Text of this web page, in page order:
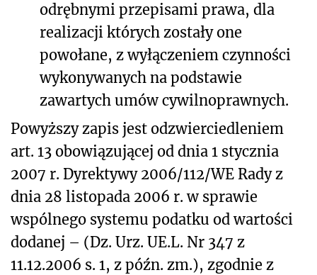
odrębnymi przepisami prawa, dla
realizacji których zostały one
powołane, z wyłączeniem czynności
wykonywanych na podstawie
zawartych umów cywilnoprawnych.
Powyższy zapis jest odzwierciedleniem
art. 13 obowiązującej od dnia 1 stycznia
2007 r. Dyrektywy 2006/112/WE Rady z
dnia 28 listopada 2006 r. w sprawie
wspólnego systemu podatku od wartości
dodanej – (Dz. Urz. UE.L. Nr 347 z
11.12.2006 s. 1, z późn. zm.), zgodnie z